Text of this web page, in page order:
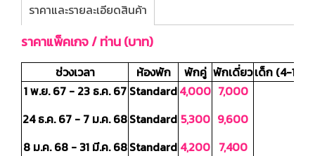
ราคาและรายละเอียดสินค้า
ราคาแพ็คเกจ / ท่าน (บาท)
ช่วงเวลา ห้องพัก พักคู่ พักเดี่ยวเด็ก (4-11 ปี
1 พ.ย. 67 - 23 ธ.ค. 67
24 ธ.ค. 67 - 7 ม.ค. 68
8 ม.ค. 68 - 31 มี.ค. 68
Standard
Standard
Standard
4,000
5,300
4,200
7,000
9,600
7,400